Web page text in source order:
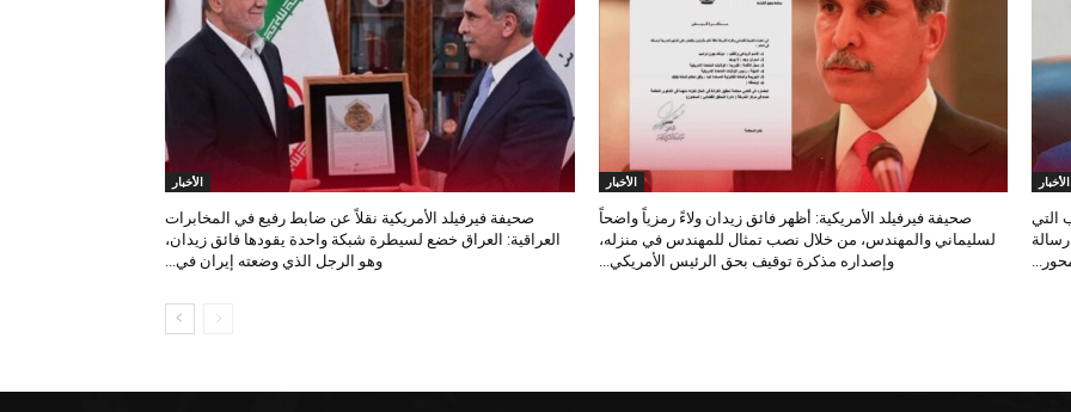
الأخبار
التي
الأخبار
صحيفة فيرفيلد الأمريكية: أظهر فائق زيدان ولاءً رمزياً واضحاً
لسليماني والمهندس، من خلال نصب تمثال للمهندس في منزله،
وإصداره مذكرة توقيف بحق الرئيس الأمريكي...
الأخبار
صحيفة فيرفيلد الأمريكية نقلاً عن ضابط رفيع في المخابرات
العراقية: العراق خضع لسيطرة شبكة واحدة يقودها فائق زيدان،
وهو الرجل الذي وضعته إيران في...